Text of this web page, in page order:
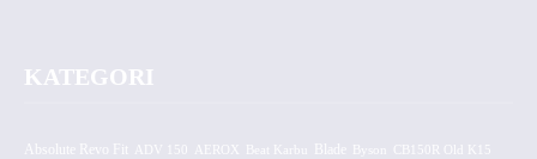
KATEGORI
Absolute Revo Fit ADV 150 AEROX CB150R Old K15